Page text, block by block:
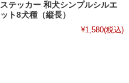
ステッカー 和犬シンプルシルエ
ット8犬種（縦長）
¥1,580(税込)